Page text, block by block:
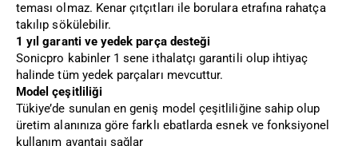
teması olmaz. Kenar çıtçıtları ile borulara etrafına rahatça
takılıp sökülebilir.
1 yıl garanti ve yedek parça desteği
Sonicpro kabinler 1 sene ithalatçı garantili olup ihtiyaç
halinde tüm yedek parçaları mevcuttur.
Model çeşitliliği
Tükiye’de sunulan en geniş model çeşitliliğine sahip olup
üretim alanınıza göre farklı ebatlarda esnek ve fonksiyonel
kullanım avantajı sağlar